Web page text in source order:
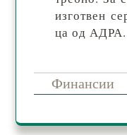
из­го­твен
ца од АДРА.
Финансии